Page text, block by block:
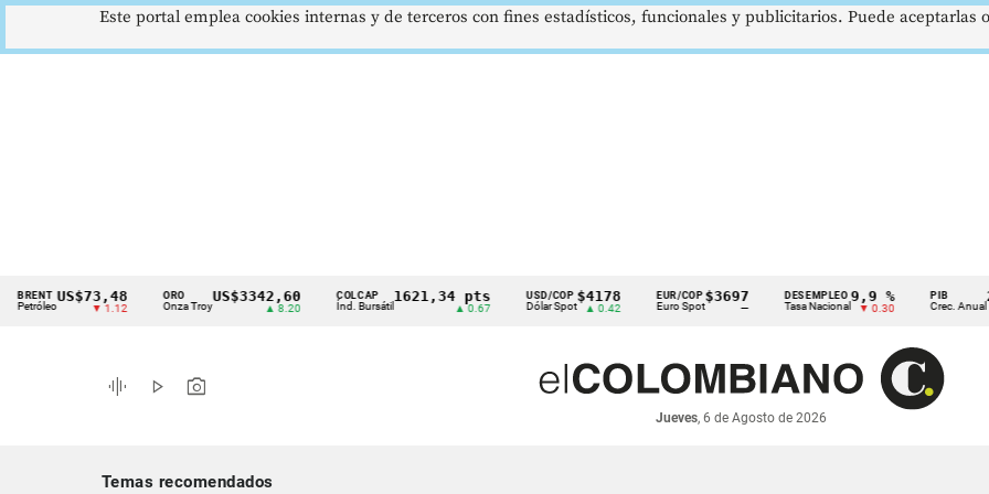
Cintillo
indicadores
económicos
US$73,48
▼ 1.12
ORO
Onza Troy
US$3342,60 COLCAP
Índ. Bursátil
1621,34 pts USD/COP
Dólar Spot
$4178
▲ 0.42
EUR/COP
Euro Spot
$3697
—
DESEMPLEO
Tasa Nacional
9,9 %
▼ 0.30
PIB
Crec. Anual
2,8
▲ 0.10
graphic_eq play_arrow photo_camera
Jueves, 6 de Agosto de 2026
Temas recomendados
Este portal emplea cookies internas y de terceros con fines estadísticos, funcionales y publicitarios. Puede aceptarlas